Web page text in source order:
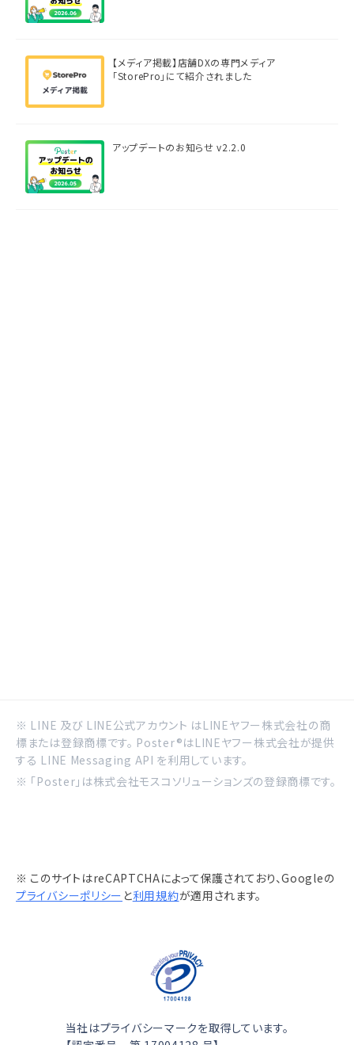
【メディア掲載】店舗DXの専門メディア
「StorePro」にて紹介されました
アップデートのお知らせ v2.2.0
※ LINE 及び LINE公式アカウント はLINEヤフー株式会社の商
標または登録商標です。 Poster®はLINEヤフー株式会社が提供
する LINE Messaging API を利用しています。
※ 「Poster」は株式会社モスコソリューションズの登録商標です。
※ このサイトはreCAPTCHAによって保護されており、Googleの
プライバシーポリシー と利用規約が適用されます。
当社はプライバシーマークを取得しています。